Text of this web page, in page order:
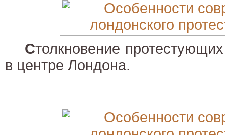
Столкновение
в центре Лондона.